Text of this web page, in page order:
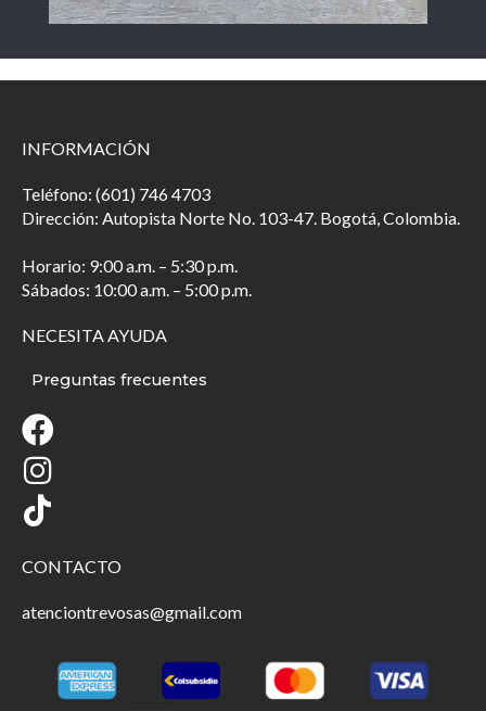
INFORMACIÓN
Teléfono: (601) 746 4703
Dirección: Autopista Norte No. 103-47. Bogotá, Colombia.
Horario: 9:00 a.m. – 5:30 p.m.
Sábados: 10:00 a.m. – 5:00 p.m.
NECESITA AYUDA
Preguntas frecuentes
CONTACTO
atenciontrevosas@gmail.com